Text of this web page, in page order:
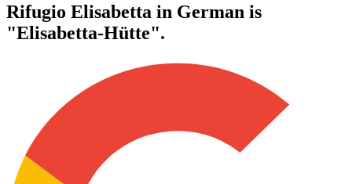
Rifugio Elisabetta in German is
"Elisabetta-Hütte".